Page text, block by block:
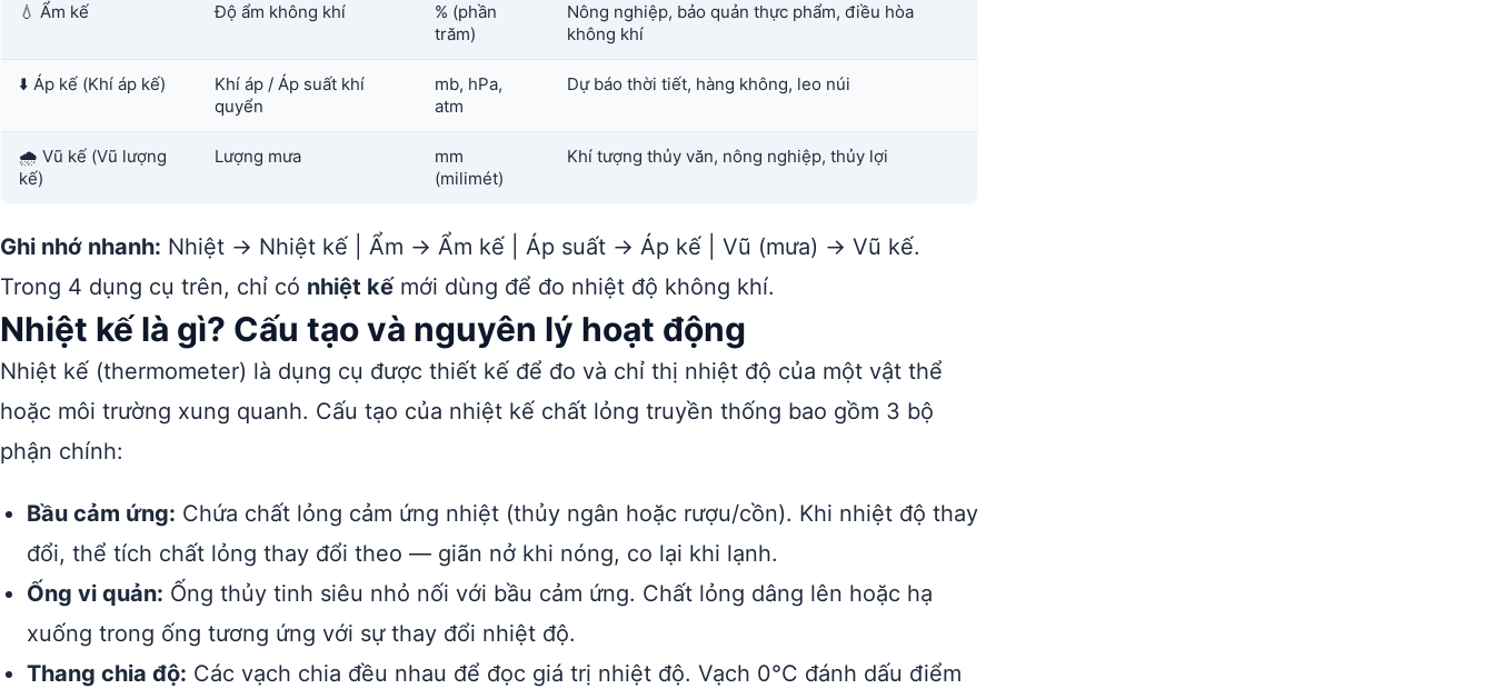
💧 Ẩm kế Độ ẩm không khí
% (phần
trăm)
Nông nghiệp, bảo quản thực phẩm, điều hòa
không khí
⬇️ Áp kế (Khí áp kế)
Khí áp / Áp suất khí
quyển
mb, hPa,
atm
Dự báo thời tiết, hàng không, leo núi
🌧️ Vũ kế (Vũ lượng
kế)
Lượng mưa
mm
(milimét)
Khí tượng thủy văn, nông nghiệp, thủy lợi
Ghi nhớ nhanh: Nhiệt → Nhiệt kế | Ẩm → Ẩm kế | Áp suất → Áp kế | Vũ (mưa) → Vũ kế.
Trong 4 dụng cụ trên, chỉ có nhiệt kếmới dùng để đo nhiệt độ không khí.
Nhiệt kế là gì? Cấu tạo và nguyên lý hoạt động
Nhiệt kế (thermometer) là dụng cụ được thiết kế để đo và chỉ thị nhiệt độ của một vật thể
hoặc môi trường xung quanh. Cấu tạo của nhiệt kế chất lỏng truyền thống bao gồm 3 bộ
phận chính:
Bầu cảm ứng: Chứa chất lỏng cảm ứng nhiệt (thủy ngân hoặc rượu/cồn). Khi nhiệt độ thay
đổi, thể tích chất lỏng thay đổi theo — giãn nở khi nóng, co lại khi lạnh.
Ống vi quản: Ống thủy tinh siêu nhỏ nối với bầu cảm ứng. Chất lỏng dâng lên hoặc hạ
xuống trong ống tương ứng với sự thay đổi nhiệt độ.
Thang chia độ: Các vạch chia đều nhau để đọc giá trị nhiệt độ. Vạch 0°C đánh dấu điểm